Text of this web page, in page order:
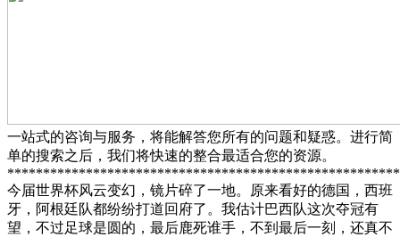
一站式的咨询与服务，将能解答您所有的问题和疑惑。进行简
单的搜索之后，我们将快速的整合最适合您的资源。
今届世界杯风云变幻，镜片碎了一地。原来看好的德国，西班
牙，阿根廷队都纷纷打道回府了。我估计巴西队这次夺冠有
望，不过足球是圆的，最后鹿死谁手，不到最后一刻，还真不